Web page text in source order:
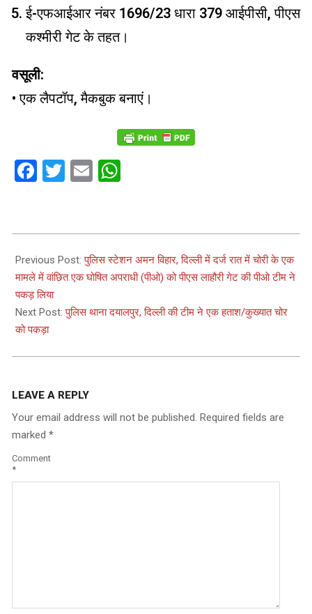
ई-एफआईआर नंबर 1696/23 धारा 379 आईपीसी, पीएस
कश्मीरी गेट के तहत।
वसूली:
• एक लैपटॉप, मैकबुक बनाएं।
Facebook
Twitter
Email
09-
28
Previous Post:पुलिस स्टेशन अमन विहार, दिल्ली में दर्ज रात में चोरी के एक
मामले में वांछित एक घोषित अपराधी (पीओ) को पीएस लाहौरी गेट की पीओ टीम ने
पकड़ लिया
Next Post:पुलिस थाना दयालपुर, दिल्ली की टीम ने एक हताश/कुख्यात चोर
को पकड़ा
LEAVE A REPLY
Your email address will not be published. Required fields are
marked *
Comment
*